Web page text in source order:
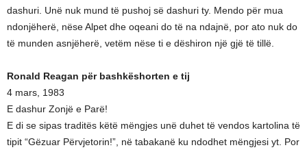
dashuri. Unë nuk mund të pushoj së dashuri ty. Mendo për mua
ndonjëherë, nëse Alpet dhe oqeani do të na ndajnë, por ato nuk do
të munden asnjëherë, vetëm nëse ti e dëshiron një gjë të tillë.
Ronald Reagan për bashkëshorten e tij
4 mars, 1983
E dashur Zonjë e Parë!
E di se sipas traditës këtë mëngjes unë duhet të vendos kartolina të
tipit “Gëzuar Përvjetorin!”, në tabakanë ku ndodhet mëngjesi yt. Por